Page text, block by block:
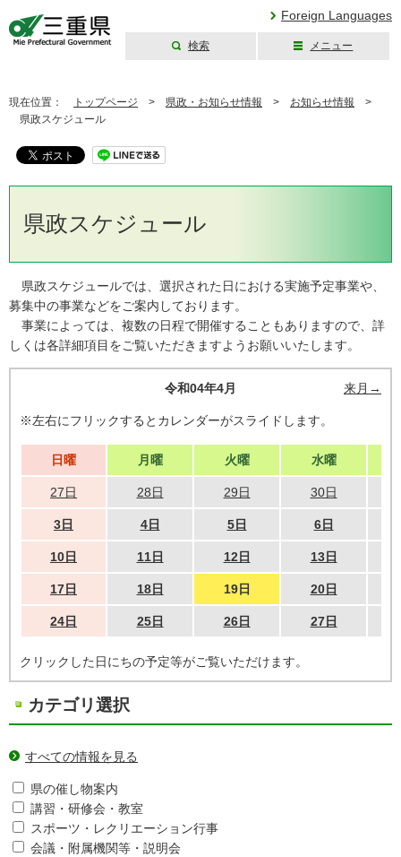
Foreign Languages
検索 メニュー
現在位置： トップページ > 県政・お知らせ情報 > お知らせ情報 >
県政スケジュール
県政スケジュール
県政スケジュールでは、選択された日における実施予定事業や、
募集中の事業などをご案内しております。
事業によっては、複数の日程で開催することもありますので、詳
しくは各詳細項目をご覧いただきますようお願いいたします。
令和04年4月 来月→
※左右にフリックするとカレンダーがスライドします。
日曜 月曜 火曜 水曜
27日 28日 29日 30日
3日 4日 5日 6日
10日 11日 12日 13日
17日 18日 19日 20日
24日 25日 26日 27日
クリックした日にちの予定等がご覧いただけます。
カテゴリ選択
すべての情報を見る
県の催し物案内
講習・研修会・教室
スポーツ・レクリエーション行事
会議・附属機関等・説明会